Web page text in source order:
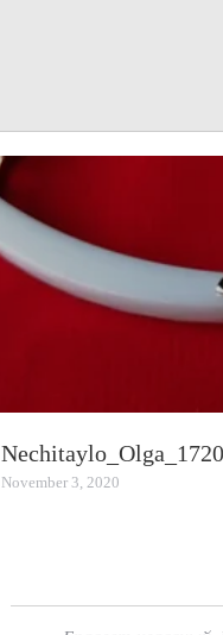
November 3, 2020